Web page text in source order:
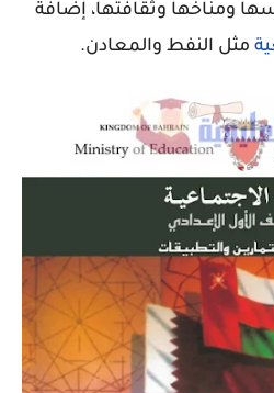
ومناخها وثقافتها، إضافة
مثل النفط والمعادن.